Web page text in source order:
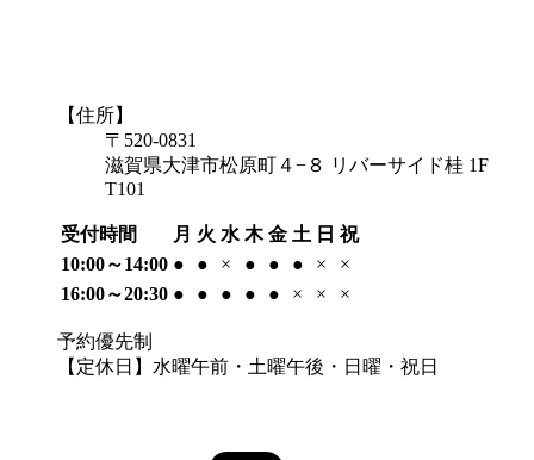
【住所】
〒520-0831
滋賀県大津市松原町４−８ リバーサイド桂 1F
T101
受付時間 月 火 水 木 金 土 日 祝
10:00～14:00 ● ● × ● ● ● ×
×
16:00～20:30 ● ● ● ● ● × × ×
予約優先制
【定休日】水曜午前・土曜午後・日曜・祝日